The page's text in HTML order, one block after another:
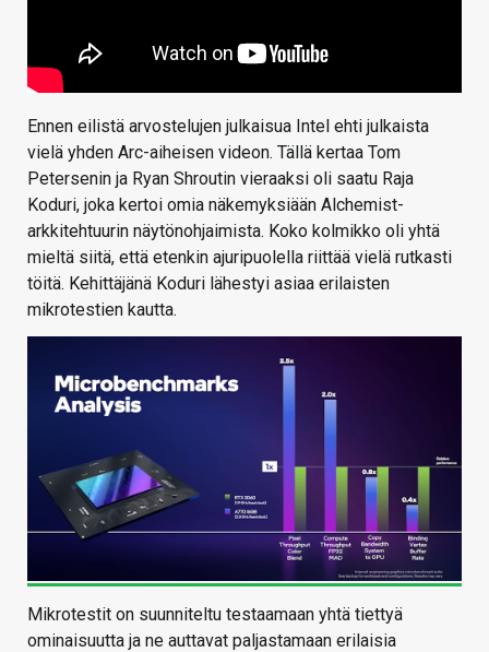
Ennen eilistä arvostelujen julkaisua Intel ehti julkaista
vielä yhden Arc-aiheisen videon. Tällä kertaa Tom
Petersenin ja Ryan Shroutin vieraaksi oli saatu Raja
Koduri, joka kertoi omia näkemyksiään Alchemist-
arkkitehtuurin näytönohjaimista. Koko kolmikko oli yhtä
mieltä siitä, että etenkin ajuripuolella riittää vielä rutkasti
töitä. Kehittäjänä Koduri lähestyi asiaa erilaisten
mikrotestien kautta.
Mikrotestit on suunniteltu testaamaan yhtä tiettyä
ominaisuutta ja ne auttavat paljastamaan erilaisia